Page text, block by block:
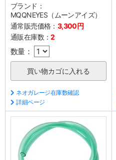
ブランド：
MQQNEYES（ムーンアイズ）
通常販売価格： 3,300円
通販在庫数：2
数量：
ネオガレージ在庫数確認
詳細ページ